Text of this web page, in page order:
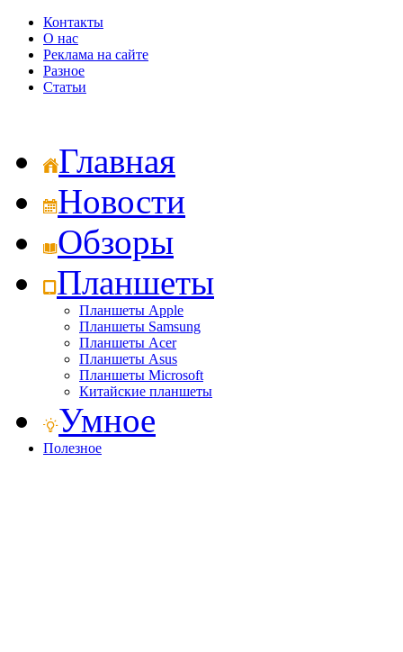
Контакты
О нас
Реклама на сайте
Разное
Статьи
Главная
Новости
Обзоры
Планшеты
Планшеты Apple
Планшеты Samsung
Планшеты Acer
Планшеты Asus
Планшеты Microsoft
Китайские планшеты
Умное
Полезное